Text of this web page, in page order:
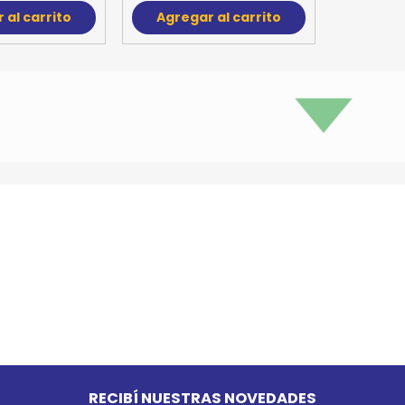
OFF
Perro
15 kg +
OFF
Alimento HILLS Perro
Adulto Raza Pequeña 2
604 por 1 kg(s)